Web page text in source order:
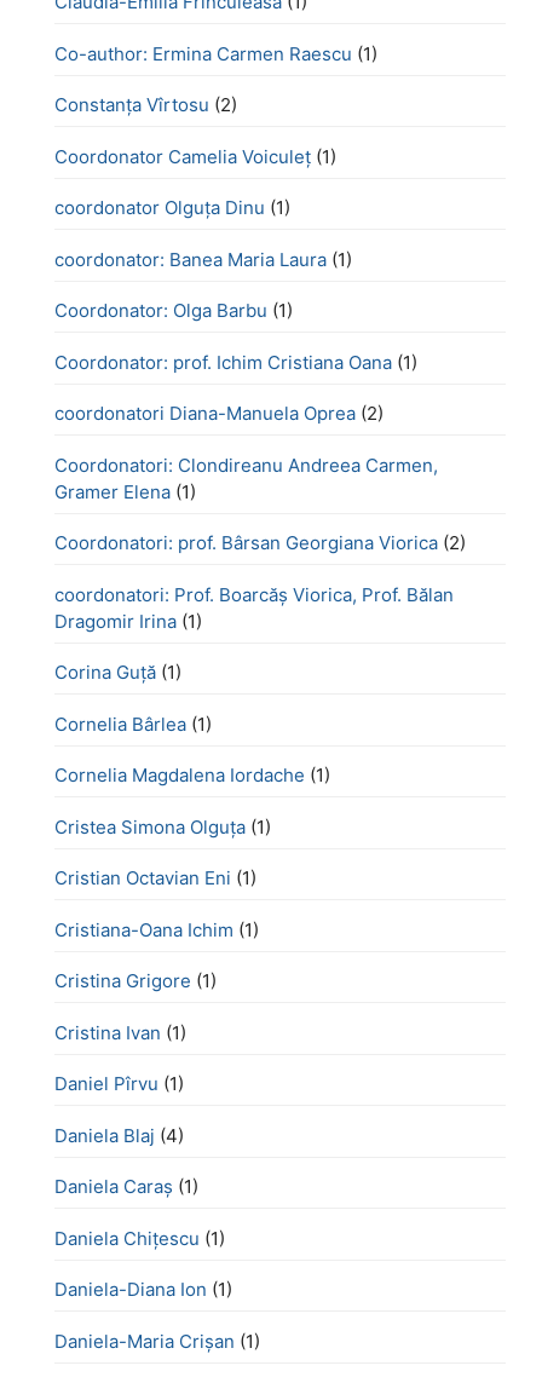
Co-author: Ermina Carmen Raescu (1)
Constanța Vîrtosu (2)
Coordonator Camelia Voiculeț (1)
coordonator Olguța Dinu (1)
coordonator: Banea Maria Laura (1)
Coordonator: Olga Barbu (1)
Coordonator: prof. Ichim Cristiana Oana (1)
coordonatori Diana-Manuela Oprea (2)
Coordonatori: Clondireanu Andreea Carmen,
Gramer Elena (1)
Coordonatori: prof. Bârsan Georgiana Viorica (2)
coordonatori: Prof. Boarcăș Viorica, Prof. Bălan
Dragomir Irina (1)
Corina Guță (1)
Cornelia Bârlea (1)
Cornelia Magdalena Iordache (1)
Cristea Simona Olguța (1)
Cristian Octavian Eni (1)
Cristiana-Oana Ichim (1)
Cristina Grigore (1)
Cristina Ivan (1)
Daniel Pîrvu (1)
Daniela Blaj (4)
Daniela Caraș (1)
Daniela Chiţescu (1)
Daniela-Diana Ion (1)
Daniela-Maria Crișan (1)